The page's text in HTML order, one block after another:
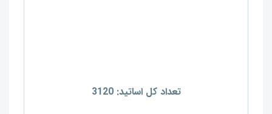
تعداد کل اساتید: 3120